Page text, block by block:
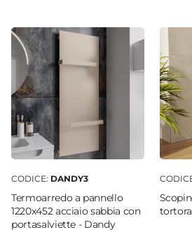
CODICE: DANDY3
Termoarredo a pannello
1220x452 acciaio sabbia con
portasalviette - Dandy